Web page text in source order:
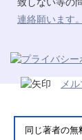
連絡願います。
メ
同じ著者の無